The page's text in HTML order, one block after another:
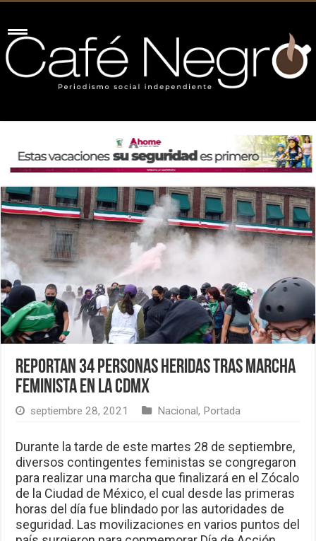
Reportan 34 personas heridas tras marcha
feminista en la CdMx
septiembre 28, 2021 Nacional, Portada
Durante la tarde de este martes 28 de septiembre,
diversos contingentes feministas se congregaron
para realizar una marcha que finalizará en el Zócalo
de la Ciudad de México, el cual desde las primeras
horas del día fue blindado por las autoridades de
seguridad. Las movilizaciones en varios puntos del